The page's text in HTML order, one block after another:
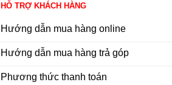
HỖ TRỢ KHÁCH HÀNG
Hướng dẫn mua hàng online
Hướng dẫn mua hàng trả góp
Phương thức thanh toán